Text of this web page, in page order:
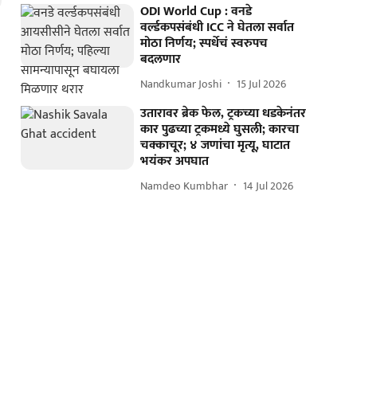
ODI World Cup : वनडे
वर्ल्डकपसंबंधी ICC ने घेतला सर्वात
मोठा निर्णय; स्पर्धेचं स्वरुपच
बदलणार
Nandkumar Joshi 15 Jul 2026
उतारावर ब्रेक फेल, ट्रकच्या धडकेनंतर
कार पुढच्या ट्रकमध्ये घुसली; कारचा
चक्काचूर; ४ जणांचा मृत्यू, घाटात
भयंकर अपघात
Namdeo Kumbhar 14 Jul 2026